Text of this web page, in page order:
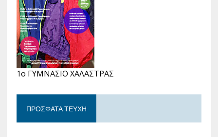
1ο ΓΥΜΝΑΣΙΟ ΧΑΛΑΣΤΡΑΣ
ΠΡΌΣΦΑΤΑ ΤΕΎΧΗ